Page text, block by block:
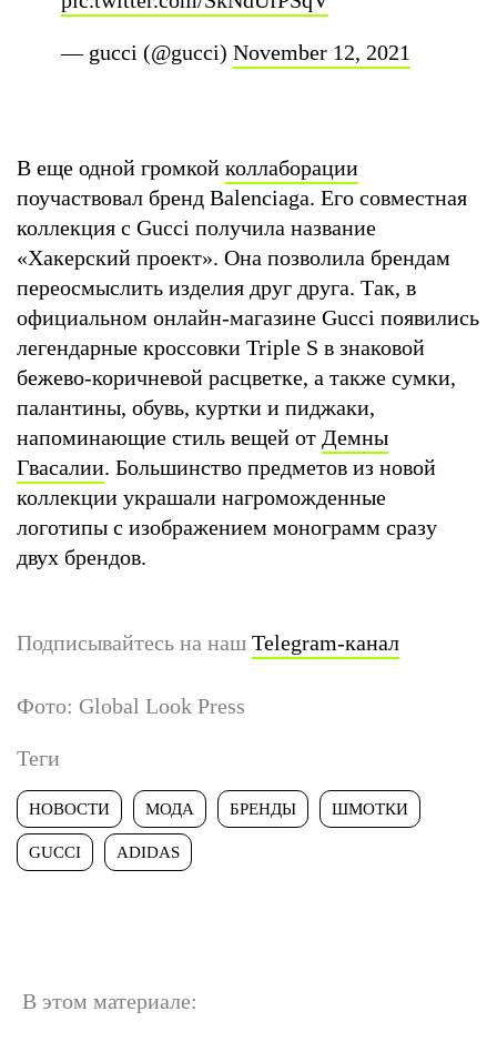
— gucci (@gucci) November 12, 2021
В еще одной громкой коллаборации
поучаствовал бренд Balenciaga. Его совместная
коллекция с Gucci получила название
«Хакерский проект». Она позволила брендам
переосмыслить изделия друг друга. Так, в
официальном онлайн-магазине Gucci появились
легендарные кроссовки Triple S в знаковой
бежево-коричневой расцветке, а также сумки,
палантины, обувь, куртки и пиджаки,
напоминающие стиль вещей от Демны
Гвасалии. Большинство предметов из новой
коллекции украшали нагроможденные
логотипы с изображением монограмм сразу
двух брендов.
Подписывайтесь на наш Telegram-канал
Фото: Global Look Press
Теги
НОВОСТИ МОДА БРЕНДЫ ШМОТКИ
GUCCI ADIDAS
В этом материале: